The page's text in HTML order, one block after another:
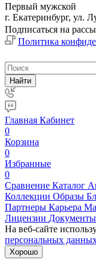
Первый мужской
г. Екатеринбург, ул.
Подписаться на
Политика
Найти
Главная Кабинет
0
Корзина
0
Избранные
0
Сравнение Каталог
Коллекции Образы
Партнеры Карьера
Лицензии Документы
На веб-сайте
персональных
Хорошо